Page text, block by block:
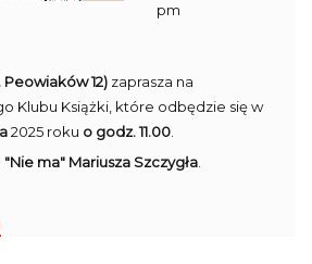
pm
Peowiaków 12) zaprasza na
Klubu Książki, które odbędzie się w
2025 roku o godz. 11.00
"Nie ma" Mariusza Szczygła